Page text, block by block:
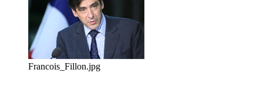
Francois_Fillon.jpg